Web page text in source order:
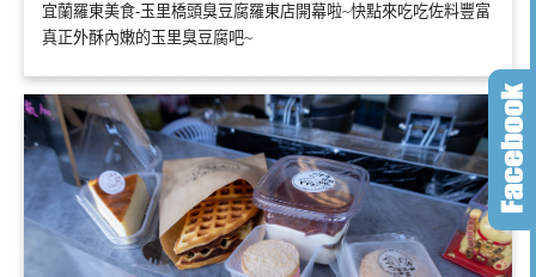
宜蘭羅東美食-玉里橋頭臭豆腐羅東店開幕啦~快點來吃吃佐料豐富
真正外酥內嫩的玉里臭豆腐吧~